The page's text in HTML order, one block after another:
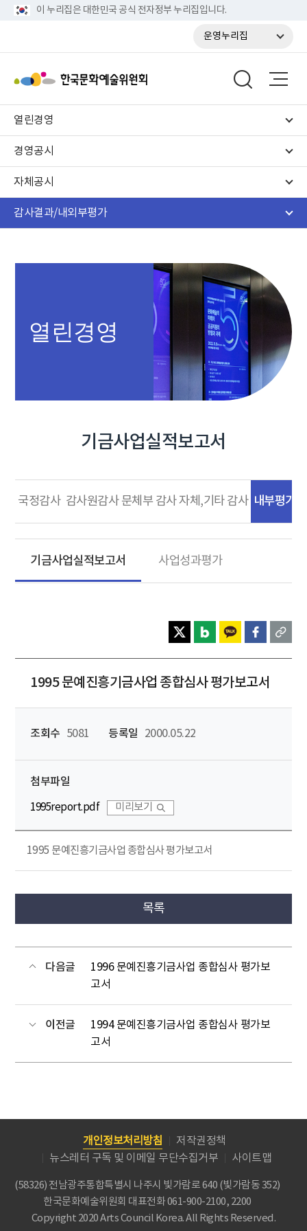
이 누리집은 대한민국 공식 전자정부 누리집입니다.
운영누리집
열린경영
경영공시
자체공시
감사결과/내외부평가
열린경영
기금사업실적보고서
국정감사 감사원감사 문체부 감사자체,기타 감사 내부평가
기금사업실적보고서 사업성과평가
1995 문예진흥기금사업 종합심사 평가보고서
조회수 5081 등록일 2000.05.22
첨부파일
1995report.pdf 미리보기
1995 문예진흥기금사업 종합심사 평가보고서
목록
다음글
1996 문예진흥기금사업 종합심사 평가보
고서
이전글
1994 문예진흥기금사업 종합심사 평가보
고서
개인정보처리방침
저작권정책
뉴스레터 구독 및 이메일 무단수집거부
사이트맵
(58326) 전남광주통합특별시 나주시 빛가람로 640 (빛가람동 352)
한국문화예술위원회 대표전화 061-900-2100, 2200
Copyright 2020 Arts Council Korea. All Rights Reserved.